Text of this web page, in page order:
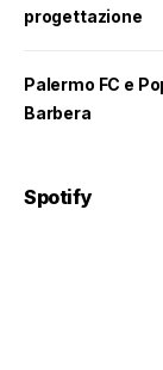
progettazione
Palermo FC e
Barbera
Spotify